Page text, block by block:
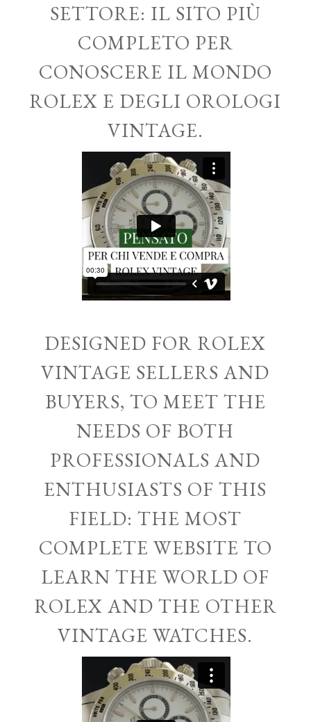
SETTORE: IL SITO PIÙ
COMPLETO PER
CONOSCERE IL MONDO
ROLEX E DEGLI OROLOGI
VINTAGE.
DESIGNED FOR ROLEX
VINTAGE SELLERS AND
BUYERS, TO MEET THE
NEEDS OF BOTH
PROFESSIONALS AND
ENTHUSIASTS OF THIS
FIELD: THE MOST
COMPLETE WEBSITE TO
LEARN THE WORLD OF
ROLEX AND THE OTHER
VINTAGE WATCHES.